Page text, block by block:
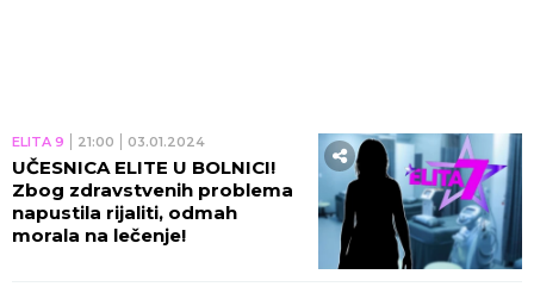
ELITA 9 21:00 03.01.2024
UČESNICA ELITE U BOLNICI!
Zbog zdravstvenih problema
napustila rijaliti, odmah
morala na lečenje!